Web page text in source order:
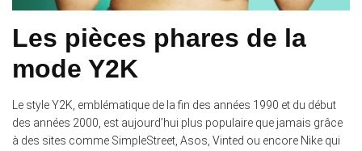
Les pièces phares de la
mode Y2K
Le style Y2K, emblématique de la fin des années 1990 et du début
des années 2000, est aujourd’hui plus populaire que jamais grâce
à des sites comme SimpleStreet, Asos, Vinted ou encore Nike qui